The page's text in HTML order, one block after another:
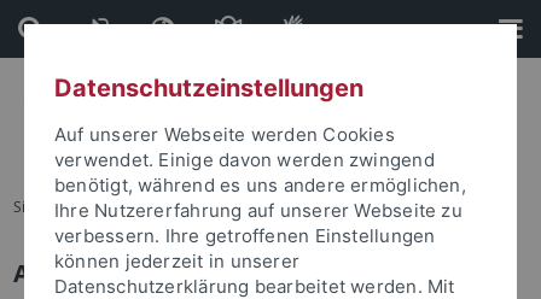
Direkt
zum
Inhalt
Direkt
zur
Fußleiste
Sie sind hier: Startseite
Aktuelle Informationen
Datenschutzeinstellungen
Auf unserer Webseite werden Cookies
verwendet. Einige davon werden zwingend
benötigt, während es uns andere ermöglichen,
Ihre Nutzererfahrung auf unserer Webseite zu
verbessern. Ihre getroffenen Einstellungen
können jederzeit in unserer
Datenschutzerklärung bearbeitet werden. Mit